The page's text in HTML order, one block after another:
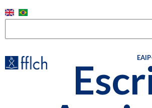
para
principal